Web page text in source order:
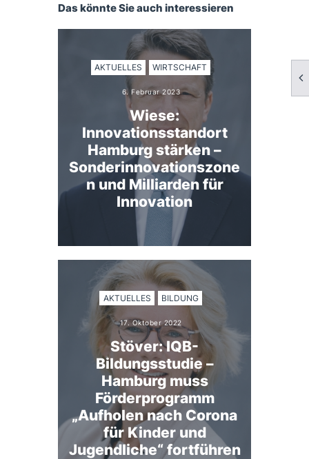
Das könnte Sie auch interessieren
AKTUELLES WIRTSCHAFT
6. Februar 2023
Wiese:
Innovationsstandort
Hamburg stärken –
Sonderinnovationszone
n und Milliarden für
Innovation
AKTUELLES BILDUNG
17. Oktober 2022
Stöver: IQB-
Bildungsstudie –
Hamburg muss
Förderprogramm
„Aufholen nach Corona
für Kinder und
Jugendliche“ fortführen